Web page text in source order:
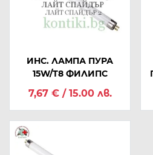
ИНС. ЛАМПА ПУРА
15W/Т8 ФИЛИПС
7,67 € / 15.00 лв.